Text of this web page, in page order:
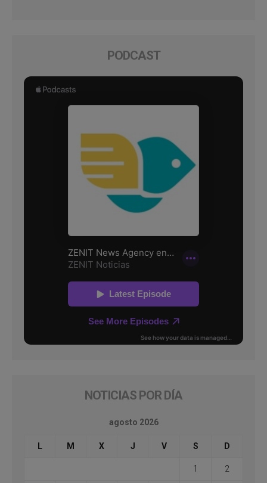
PODCAST
NOTICIAS POR DÍA
agosto 2026
L M X J V S D
1 2